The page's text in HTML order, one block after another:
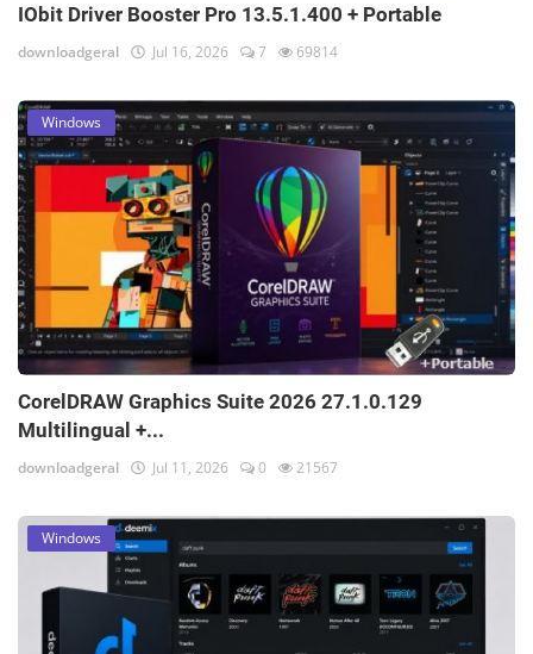
IObit Driver Booster Pro 13.5.1.400 + Portable
downloadgeral Jul 16, 2026 7 69814
Windows
CorelDRAW Graphics Suite 2026 27.1.0.129
Multilingual +...
downloadgeral Jul 11, 2026 0 21567
Windows